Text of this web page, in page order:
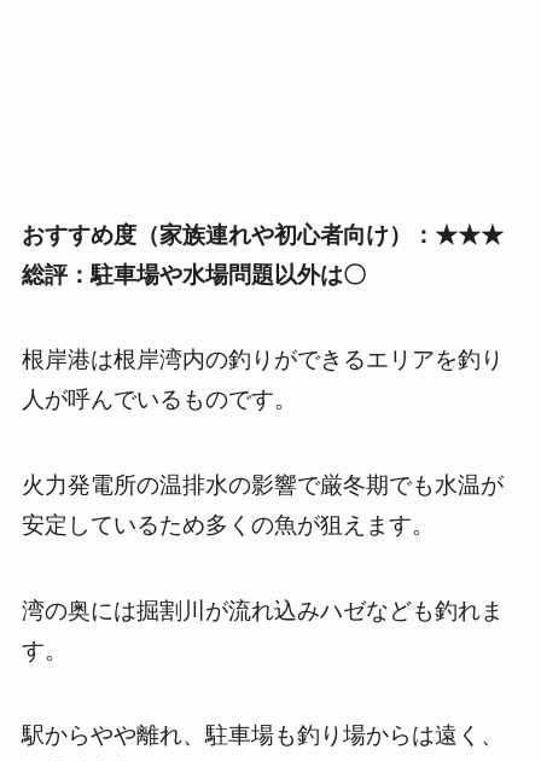
おすすめ度（家族連れや初心者向け）：★★★
総評：駐車場や水場問題以外は〇
根岸港は根岸湾内の釣りができるエリアを釣り
人が呼んでいるものです。
火力発電所の温排水の影響で厳冬期でも水温が
安定しているため多くの魚が狙えます。
湾の奥には掘割川が流れ込みハゼなども釣れま
す。
駅からやや離れ、駐車場も釣り場からは遠く、